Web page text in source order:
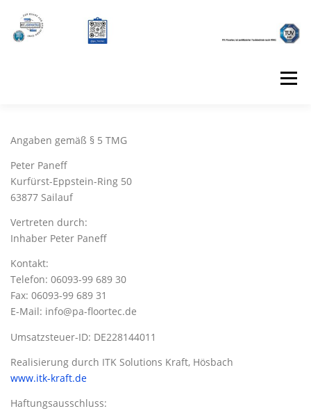
Menü
UNSERE PARTNER
KONTAKT
Angaben gemäß § 5 TMG
Peter Paneff
Kurfürst-Eppstein-Ring 50
63877 Sailauf
Vertreten durch:
Inhaber Peter Paneff
Kontakt:
Telefon: 06093-99 689 30
Fax: 06093-99 689 31
E-Mail: info@pa-floortec.de
Umsatzsteuer-ID: DE228144011
Realisierung durch ITK Solutions Kraft, Hösbach
www.itk-kraft.de
Haftungsausschluss: